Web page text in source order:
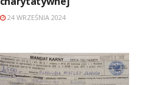
24 WRZEŚNIA 2024